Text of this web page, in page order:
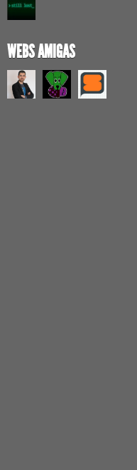
WEBS AMIGAS